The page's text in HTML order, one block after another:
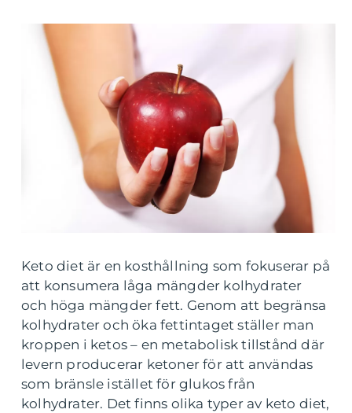
Keto diet är en kosthållning som fokuserar på
att konsumera låga mängder kolhydrater
och höga mängder fett. Genom att begränsa
kolhydrater och öka fettintaget ställer man
kroppen i ketos – en metabolisk tillstånd där
levern producerar ketoner för att användas
som bränsle istället för glukos från
kolhydrater. Det finns olika typer av keto diet,